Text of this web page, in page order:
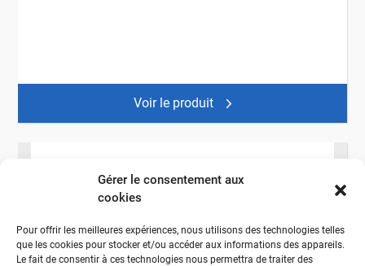
Gérer le consentement aux
cookies
Pour offrir les meilleures expériences, nous utilisons des technologies telles
que les cookies pour stocker et/ou accéder aux informations des appareils.
Le fait de consentir à ces technologies nous permettra de traiter des
Voir le produit